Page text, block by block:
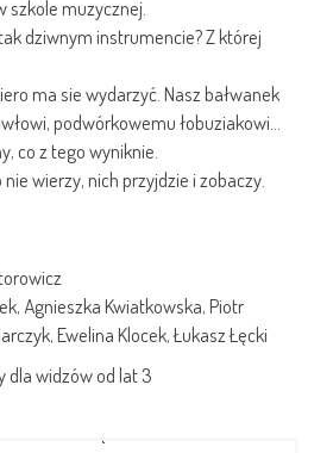
szkole muzycznej.
dziwnym instrumencie? Z której
ma sie wydarzyć. Nasz bałwanek
podwórkowemu łobuziakowi…
co z tego wyniknie.
wierzy, nich przyjdzie i zobaczy.
Agnieszka Kwiatkowska, Piotr
Ewelina Klocek, Łukasz Łęcki
dla widzów od lat 3